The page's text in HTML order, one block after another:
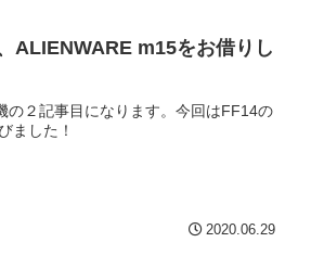
ALIENWARE m15をお借りし
の２記事目になります。今回はFF14の
ました！
2020.06.29